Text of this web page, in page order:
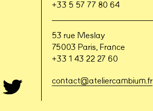
+33 5 57 77 80 64
53 rue Meslay
75003 Paris, France
+33 1 43 22 27 60
contact@ateliercambium.fr